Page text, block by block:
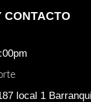
CONTACTO
local 1